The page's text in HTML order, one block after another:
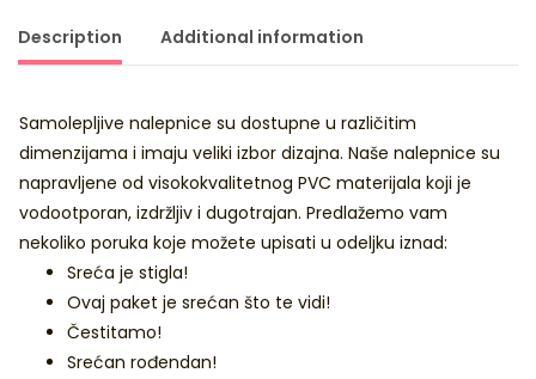
Description Additional information
Samolepljive nalepnice su dostupne u različitim
dimenzijama i imaju veliki izbor dizajna. Naše nalepnice su
napravljene od visokokvalitetnog PVC materijala koji je
vodootporan, izdržljiv i dugotrajan. Predlažemo vam
nekoliko poruka koje možete upisati u odeljku iznad:
Sreća je stigla!
Ovaj paket je srećan što te vidi!
Čestitamo!
Srećan rođendan!